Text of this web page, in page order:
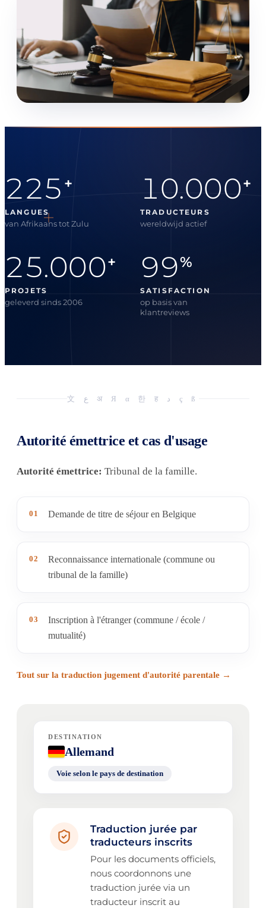
225 +
LANGUES
van Afrikaans tot Zulu
10.000+
TRADUCTEURS
wereldwijd actief
25.000+
PROJETS
geleverd sinds 2006
99%
SATISFACTION
op basis van
klantreviews
文 ع अ Я α 한 ह د ç ß
Autorité émettrice et cas d'usage
Autorité émettrice: Tribunal de la famille.
01 Demande de titre de séjour en Belgique
02
Reconnaissance internationale (commune ou
tribunal de la famille)
03
Inscription à l'étranger (commune / école /
mutualité)
Tout sur la traduction jugement d'autorité parentale →
DESTINATION
Allemand
Voie selon le pays de destination
Traduction jurée par
traducteurs inscrits
Pour les documents officiels,
nous coordonnons une
traduction jurée via un
traducteur inscrit au